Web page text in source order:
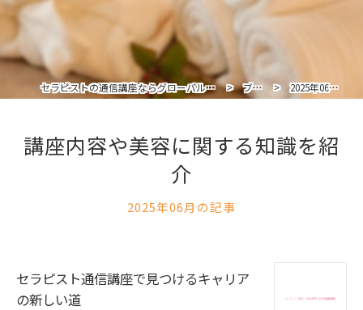
セラピストの通信講座ならグローバルボディケア総合学院 ブログ 2025年06月の記事
講座内容や美容に関する知識を紹
介
2025年06月の記事
セラピスト通信講座で見つけるキャリア
の新しい道